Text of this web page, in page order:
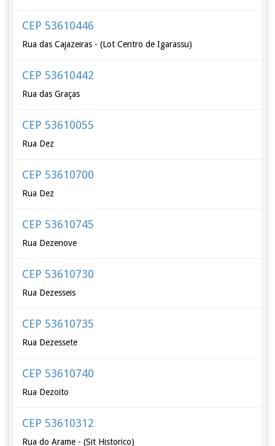
CEP 53610446
Rua das Cajazeiras - (Lot Centro de Igarassu)
CEP 53610442
Rua das Graças
CEP 53610055
Rua Dez
CEP 53610700
Rua Dez
CEP 53610745
Rua Dezenove
CEP 53610730
Rua Dezesseis
CEP 53610735
Rua Dezessete
CEP 53610740
Rua Dezoito
CEP 53610312
Rua do Arame - (Sit Historico)